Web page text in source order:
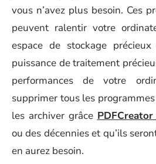
vous n’avez plus besoin. Ces
peuvent ralentir votre
espace de stockage
puissance de traitement
performances de votre
supprimer tous les
les archiver grâce PDFCreator
ou des décennies et qu’ils
en aurez besoin.